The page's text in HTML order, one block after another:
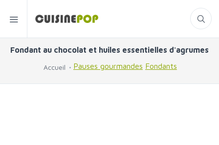
Fondant au chocolat et huiles essentielles d'agrumes
Accueil Pauses gourmandes Fondants